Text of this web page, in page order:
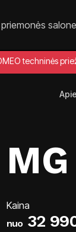
salone
techninės
Kaina
nuo32